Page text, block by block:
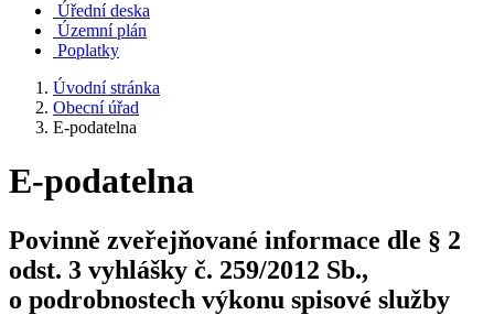
Úřední deska
Územní plán
Poplatky
Úvodní stránka
Obecní úřad
E-podatelna
E-podatelna
Povinně zveřejňované informace dle § 2
odst. 3 vyhlášky č. 259/2012 Sb.,
o podrobnostech výkonu spisové služby